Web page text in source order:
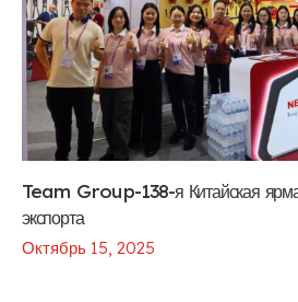
Team Group-138-я Китайская
экспорта
Октябрь 15, 2025